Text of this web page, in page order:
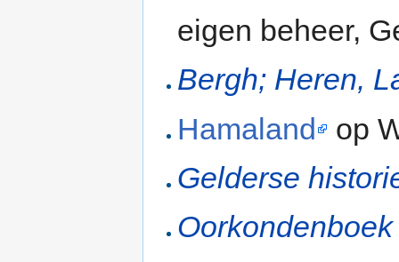
eigen beheer,
Bergh; Heren,
Hamaland
op
Gelderse